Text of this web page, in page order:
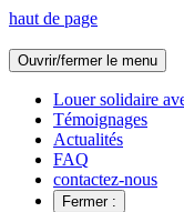
haut de page
Ouvrir/fermer le menu
Louer solidaire
Témoignages
Actualités
FAQ
contactez-nous
Fermer :